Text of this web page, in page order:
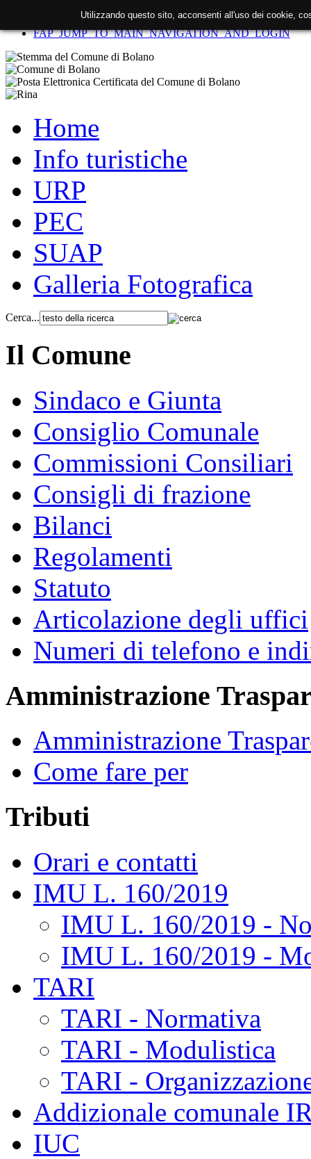
FAP_SKIP_TO_CONTENT
FAP_JUMP_TO_MAIN_NAVIGATION_AND_LOGIN
Home
Info turistiche
URP
PEC
SUAP
Galleria Fotografica
Cerca...
Il Comune
Sindaco e Giunta
Consiglio Comunale
Commissioni Consiliari
Consigli di frazione
Bilanci
Regolamenti
Statuto
Articolazione degli uffici
Numeri di telefono e
Amministrazione
Amministrazione
Come fare per
Tributi
Orari e contatti
IMU L. 160/2019
IMU L. 160/2019 -
IMU L. 160/2019 -
TARI
TARI - Normativa
TARI - Modulistica
TARI -
Addizionale comunale
IUC
Utilizzando questo sito, acconsenti all'uso dei cookie,